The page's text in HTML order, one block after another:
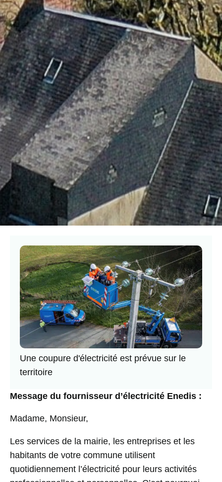
Une coupure d'électricité est prévue sur le
territoire
Message du fournisseur d’électricité Enedis :
Madame, Monsieur,
Les services de la mairie, les entreprises et les
habitants de votre commune utilisent
quotidiennement l’électricité pour leurs activités